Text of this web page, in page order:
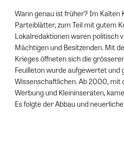
Wann genau ist früher? Im Kalten
Parteiblätter, zum Teil mit gutem
Lokalredaktionen waren politisch
Mächtigen und Besitzenden. Mit
Krieges öffneten sich die
Feuilleton wurde aufgewertet und
Wissenschaftlichen. Ab 2000, mit
Werbung und Kleininseraten,
Es folgte der Abbau und